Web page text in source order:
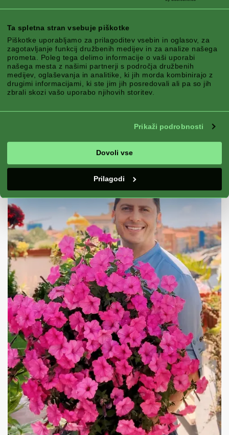
Ta spletna stran vsebuje piškotke
Piškotke uporabljamo za prilagoditev vsebin in oglasov, za
zagotavljanje funkcij družbenih medijev in za analize našega
prometa. Poleg tega delimo informacije o vaši uporabi
našega mesta z našimi partnerji s področja družbenih
medijev, oglaševanja in analitike, ki jih morda kombinirajo z
drugimi informacijami, ki ste jim jih posredovali ali pa so jih
zbrali skozi vašo uporabo njihovih storitev.
Prikaži podrobnosti
Dovoli vse
Prilagodi
ZAHTEVE
- obsedeni z vrtnarjenjem - javni
profil - angažirana skupnost - sledite